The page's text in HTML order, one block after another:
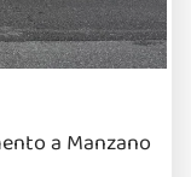
a Manzano